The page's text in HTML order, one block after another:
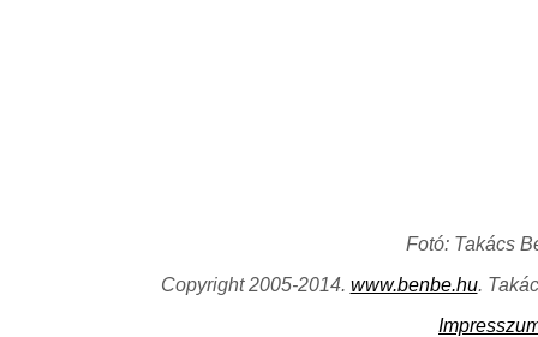
Fotó: Takács
Copyright 2005-2014. www.benbe.hu.